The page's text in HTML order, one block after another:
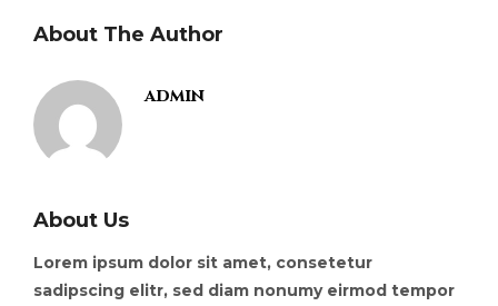
About The Author
admin
About Us
Lorem ipsum dolor sit amet, consetetur
sadipscing elitr, sed diam nonumy eirmod tempor